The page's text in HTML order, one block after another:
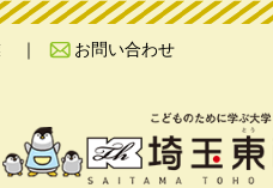
お問い合わせ